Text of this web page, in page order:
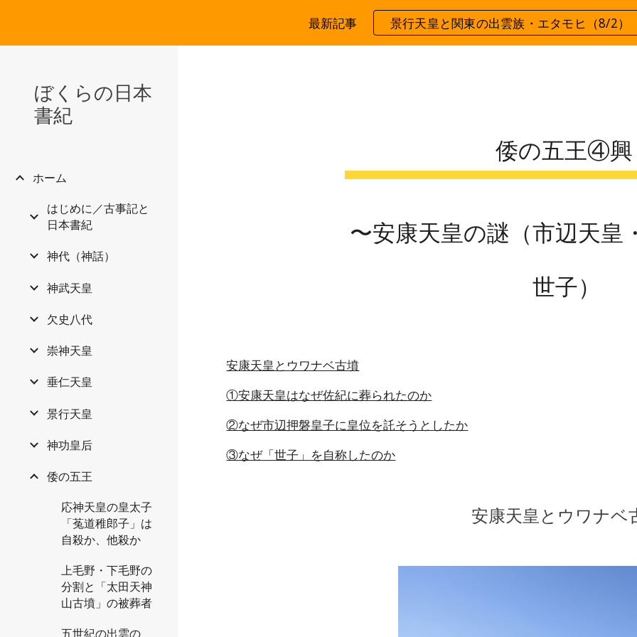
Skip to main content Skip to
最新記事 景行天皇と関東の出雲族・エタモヒ（8/2）
ぼくらの日本
書紀
ホーム
はじめに／古事記と
日本書紀
神代（神話）
神武天皇
欠史八代
崇神天皇
垂仁天皇
景行天皇
神功皇后
倭の五王
応神天皇の皇太子
「菟道稚郎子」は
自殺か、他殺か
上毛野・下毛野の
分割と「太田天神
山古墳」の被葬者
五世紀の出雲の
倭の五王④興
〜安康天皇の謎（市辺天皇
世子）
安康天皇とウワナベ古墳
①安康天皇はなぜ佐紀に葬られたのか
②なぜ市辺押磐皇子に皇位を託そうとしたか
③なぜ「世子」を自称したのか
安康天皇とウワナベ